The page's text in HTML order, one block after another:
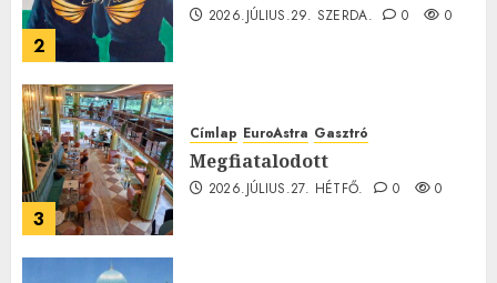
2
2026.JÚLIUS.29. SZERDA. 0 0
3
Címlap EuroAstra Gasztró
Megfiatalodott
2026.JÚLIUS.27. HÉTFŐ. 0 0